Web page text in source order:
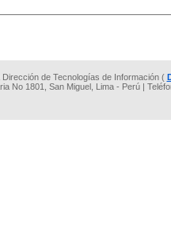
de Tecnologías de Información (
No 1801, San Miguel, Lima - Perú |